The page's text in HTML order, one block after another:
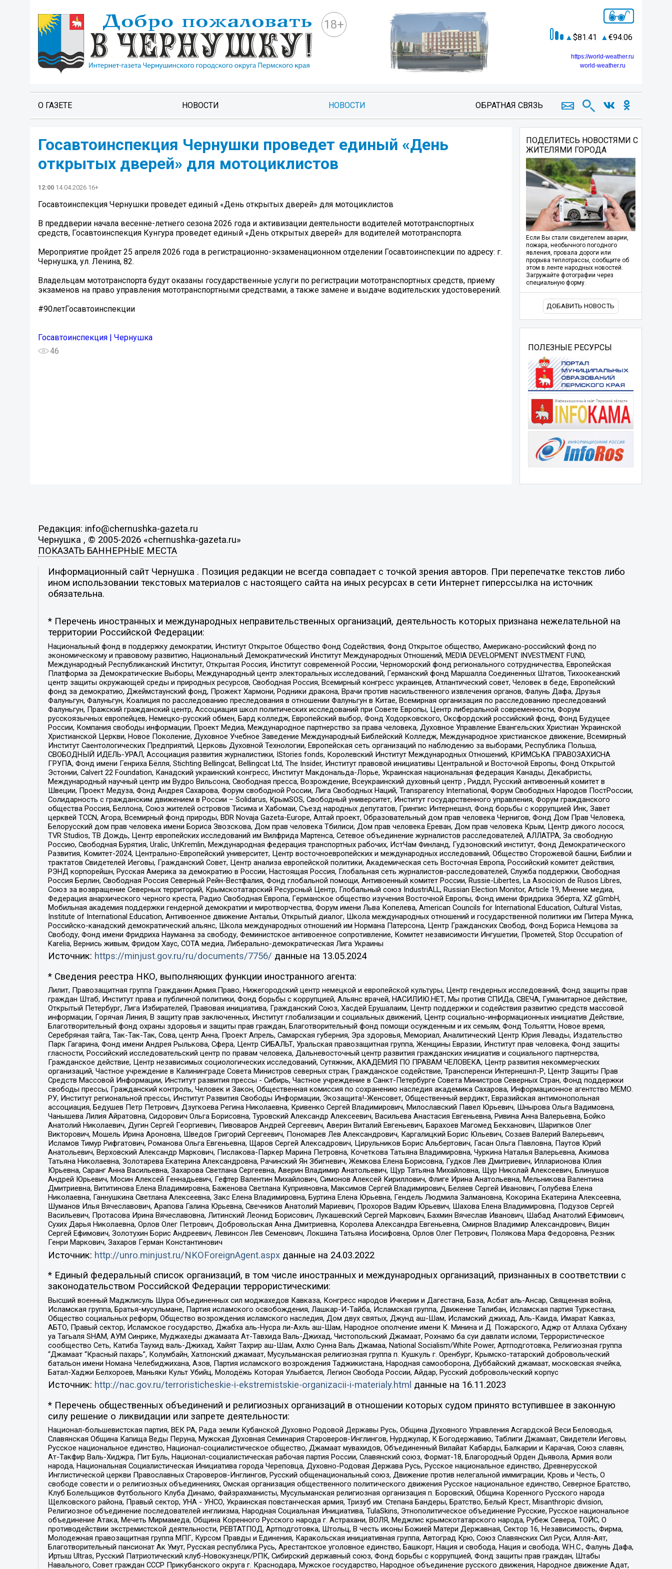
18+
81.41 94.06
https://world-weather.ru
world-weather.ru
О ГАЗЕТЕ НОВОСТИ НОВОСТИ ОБРАТНАЯ СВЯЗЬ
Госавтоинспекция Чернушки проведет единый «День
открытых дверей» для мотоциклистов
12:00 14.04.2026 16+
Госавтоинспекция Чернушки проведет единый «День открытых дверей» для мотоциклистов
В преддверии начала весенне-летнего сезона 2026 года и активизации деятельности водителей мототранспортных
средств, Госавтоинспекция Кунгура проведет единый «День открытых дверей» для водителей мототранспорта.
Мероприятие пройдет 25 апреля 2026 года в регистрационно-экзаменационном отделении Госавтоинспекции по адресу: г.
Чернушка, ул. Ленина, 82.
‍Владельцам мототранспорта будут оказаны государственные услуги по регистрации мототранспортных средств, приему
экзаменов на право управления мототранспортными средствами, а также замене и выдаче водительских удостоверений.
#90летГосавтоинспекции
Госавтоинспекция | Чернушка
46
ПОДЕЛИТЕСЬ НОВОСТЯМИ С
ЖИТЕЛЯМИ ГОРОДА
Если Вы стали свидетелем аварии,
пожара, необычного погодного
явления, провала дороги или
прорыва теплотрассы, сообщите об
этом в ленте народных новостей.
Загружайте фотографии через
специальную форму.
ДОБАВИТЬ НОВОСТЬ
ПОЛЕЗНЫЕ РЕСУРСЫ
Редакция: info@chernushka-gazeta.ru
Чернушка , © 2005-2026 «chernushka-gazeta.ru»
ПОКАЗАТЬ БАННЕРНЫЕ МЕСТА
Информационный сайт Чернушка . Позиция редакции не всегда совпадает с точкой зрения авторов. При перепечатке текстов либо
ином использовании текстовых материалов с настоящего сайта на иных ресурсах в сети Интернет гиперссылка на источник
обязательна.
* Перечень иностранных и международных неправительственных организаций, деятельность которых признана нежелательной на
территории Российской Федерации:
Национальный фонд в поддержку демократии, Институт Открытое Общество Фонд Содействия, Фонд Открытое общество, Американо-российский фонд по
экономическому и правовому развитию, Национальный Демократический Институт Международных Отношений, MEDIA DEVELOPMENT INVESTMENT FUND,
Международный Республиканский Институт, Открытая Россия, Институт современной России, Черноморский фонд регионального сотрудничества, Европейская
Платформа за Демократические Выборы, Международный центр электоральных исследований, Германский фонд Маршалла Соединенных Штатов, Тихоокеанский
центр защиты окружающей среды и природных ресурсов, Свободная Россия, Всемирный конгресс украинцев, Атлантический совет, Человек в беде, Европейский
фонд за демократию, Джеймстаунский фонд, Прожект Хармони, Родники дракона, Врачи против насильственного извлечения органов, Фалунь Дафа, Друзья
Фалуньгун, Фалуньгун, Коалиция по расследованию преследования в отношении Фалуньгун в Китае, Всемирная организация по расследованию преследований
Фалуньгун, Пражский гражданский центр, Ассоциация школ политических исследований при Совете Европы, Центр либеральной современности, Форум
русскоязычных европейцев, Немецко-русский обмен, Бард колледж, Европейский выбор, Фонд Ходорковского, Оксфордский российский фонд, Фонд Будущее
России, Компания свободы информации, Проект Медиа, Международное партнерство за права человека, Духовное Управление Евангельских Христиан Украинской
Христианской Церкви, Новое Поколение, Духовное Учебное Заведение Международный Библейский Колледж, Международное христианское движение, Всемирный
Институт Саентологических Предприятий, Церковь Духовной Технологии, Европейская сеть организаций по наблюдению за выборами, Республика Польша,
СВОБОДНЫЙ ИДЕЛЬ-УРАЛ, Ассоциация развития журналистики, IStories fonds, Королевский Институт Международных Отношений, КРИМСЬКА ПРАВОЗАХИСНА
ГРУПА, Фонд имени Генриха Бёлля, Stichting Bellingcat, Bellingcat Ltd, The Insider, Институт правовой инициативы Центральной и Восточной Европы, Фонд Открытой
Эстонии, Calvert 22 Foundation, Канадский украинский конгресс, Институт Макдональда-Лорье, Украинская национальная федерация Канады, Декабристы,
Международный научный центр им Вудро Вильсона, Свободная пресса, Возрождение, Всеукраинский духовный центр , Риддл, Русский антивоенный комитет в
Швеции, Проект Медуза, Фонд Андрея Сахарова, Форум свободной России, Лига Свободных Наций, Transparеncy International, Форум Свободных Народов ПостРоссии,
Солидарность с гражданским движением в России – Solidarus, КрымSOS, Свободный университет, Институт государственного управления, Форум гражданского
общества Россия, Беллона, Союз жителей островов Тисима и Хабомаи, Съезд народных депутатов, Гринпис Интернешнл, Фонд борьбы с коррупцией Инк, Завет
церквей TCCN, Агора, Всемирный фонд природы, BDR Novaja Gazeta-Europe, Алтай проект, Образовательный дом прав человека Чернигов, Фонд Дом Прав Человека,
Белорусский дом прав человека имени Бориса Звозскова, Дом прав человека Тбилиси, Дом прав человека Ереван, Дом прав человека Крым, Центр дикого лосося,
TVR Studios, ТВ Дождь, Центр европейских исследований им Вилфрида Мартенса, Сетевое объединение журналистов расследователей, АЛЛАТРА, За свободную
Россию, Свободная Бурятия, Uralic, UnKremlin, Международная федерация транспортных рабочих, ИстЧам Финланд, Гудзоновский институт, Фонд Демократического
Развития, Комитет-2024, Центрально-Европейский университет, Центр восточноевропейских и международных исследований, Общество Сторожевой башни, Библии и
трактатов Свидетелей Иеговы, Гражданский Совет, Центр анализа европейской политики, Академическая сеть Восточная Европа, Российский комитет действия,
РЭНД корпорейшн, Русская Америка за демократию в России, Настоящая Россия, Глобальная сеть журналистов-расследователей, Служба поддержки, Свободная
Россия Берлин, Свободная Россия Северный Рейн-Вестфалия, Фонд глобальной помощи, Антивоенный комитет России, Russie-Libertes, La Asocicion de Rusos Libres,
Союз за возвращение Северных территорий, Крымскотатарский Ресурсный Центр, Глобальный союз IndustriALL, Russian Election Monitor, Article 19, Мнение медиа,
Федерация анархического черного креста, Радио Свободная Европа, Германское общество изучения Восточной Европы, Фонд имени Фридриха Эберта, XZ gGmbH,
Мобильная академия поддержки гендерной демократии и миротворчества, Форум имени Льва Копелева, American Councils for International Education, Cultural Vistas,
Institute of International Education, Антивоенное движение Антальи, Открытый диалог, Школа международных отношений и государственной политики им Питера Мунка,
Российско-канадский демократический альянс, Школа международных отношений им Нормана Патерсона, Центр Гражданских Свобод, Фонд Бориса Немцова за
Свободу, Фонд имени Фридриха Науманна за свободу, Феминистское антивоенное сопротивление, Комитет независимости Ингушетии, Прометей, Stop Occupation of
Karelia, Вернись живым, Фридом Хаус, СОТА медиа, Либерально-демократическая Лига Украины
Источник: https://minjust.gov.ru/ru/documents/7756/ данные на 13.05.2024
* Сведения реестра НКО, выполняющих функции иностранного агента:
Лилит, Правозащитная группа Гражданин.Армия.Право, Нижегородский центр немецкой и европейской культуры, Центр гендерных исследований, Фонд защиты прав
граждан Штаб, Институт права и публичной политики, Фонд борьбы с коррупцией, Альянс врачей, НАСИЛИЮ.НЕТ, Мы против СПИДа, СВЕЧА, Гуманитарное действие,
Открытый Петербург, Лига Избирателей, Правовая инициатива, Гражданский Союз, Хасдей Ерушалаим, Центр поддержки и содействия развитию средств массовой
информации, Горячая Линия, В защиту прав заключенных, Институт глобализации и социальных движений, Центр социально-информационных инициатив Действие,
Благотворительный фонд охраны здоровья и защиты прав граждан, Благотворительный фонд помощи осужденным и их семьям, Фонд Тольятти, Новое время,
Серебряная тайга, Так-Так-Так, Сова, центр Анна, Проект Апрель, Самарская губерния, Эра здоровья, Мемориал, Аналитический Центр Юрия Левады, Издательство
Парк Гагарина, Фонд имени Андрея Рылькова, Сфера, Центр СИБАЛЬТ, Уральская правозащитная группа, Женщины Евразии, Институт прав человека, Фонд защиты
гласности, Российский исследовательский центр по правам человека, Дальневосточный центр развития гражданских инициатив и социального партнерства,
Гражданское действие, Центр независимых социологических исследований, Сутяжник, АКАДЕМИЯ ПО ПРАВАМ ЧЕЛОВЕКА, Центр развития некоммерческих
организаций, Частное учреждение в Калининграде Совета Министров северных стран, Гражданское содействие, Трансперенси Интернешнл-Р, Центр Защиты Прав
Средств Массовой Информации, Институт развития прессы - Сибирь, Частное учреждение в Санкт-Петербурге Совета Министров Северных Стран, Фонд поддержки
свободы прессы, Гражданский контроль, Человек и Закон, Общественная комиссия по сохранению наследия академика Сахарова, Информационное агентство МЕМО.
РУ, Институт региональной прессы, Институт Развития Свободы Информации, Экозащита!-Женсовет, Общественный вердикт, Евразийская антимонопольная
ассоциация, Бедушев Петр Петрович, Дзугкоева Регина Николаевна, Кривенко Сергей Владимирович, Милославский Павел Юрьевич, Шнырова Ольга Вадимовна,
Чанышева Лилия Айратовна, Сидорович Ольга Борисовна, Туровский Александр Алексеевич, Васильева Анастасия Евгеньевна, Ривина Анна Валерьевна, Бойко
Анатолий Николаевич, Дугин Сергей Георгиевич, Пивоваров Андрей Сергеевич, Аверин Виталий Евгеньевич, Барахоев Магомед Бекханович, Шарипков Олег
Викторович, Мошель Ирина Ароновна, Шведов Григорий Сергеевич, Пономарев Лев Александрович, Каргалицкий Борис Юльевич, Созаев Валерий Валерьевич,
Исламов Тимур Рифгатович, Романова Ольга Евгеньевна, Щаров Сергей Алексадрович, Цирульников Борис Альбертович, Гасан Ольга Павловна, Паутов Юрий
Анатольевич, Верховский Александр Маркович, Пислакова-Паркер Марина Петровна, Кочеткова Татьяна Владимировна, Чуркина Наталья Валерьевна, Акимова
Татьяна Николаевна, Золотарева Екатерина Александровна, Рачинский Ян Збигневич, Жемкова Елена Борисовна, Гудков Лев Дмитриевич, Илларионова Юлия
Юрьевна, Саранг Анна Васильевна, Захарова Светлана Сергеевна, Аверин Владимир Анатольевич, Щур Татьяна Михайловна, Щур Николай Алексеевич, Блинушов
Андрей Юрьевич, Мосин Алексей Геннадьевич, Гефтер Валентин Михайлович, Симонов Алексей Кириллович, Флиге Ирина Анатольевна, Мельникова Валентина
Дмитриевна, Вититинова Елена Владимировна, Баженова Светлана Куприяновна, Максимов Сергей Владимирович, Беляев Сергей Иванович, Голубева Елена
Николаевна, Ганнушкина Светлана Алексеевна, Закс Елена Владимировна, Буртина Елена Юрьевна, Гендель Людмила Залмановна, Кокорина Екатерина Алексеевна,
Шуманов Илья Вячеславович, Арапова Галина Юрьевна, Свечников Анатолий Мариевич, Прохоров Вадим Юрьевич, Шахова Елена Владимировна, Подузов Сергей
Васильевич, Протасова Ирина Вячеславовна, Литинский Леонид Борисович, Лукашевский Сергей Маркович, Бахмин Вячеслав Иванович, Шабад Анатолий Ефимович,
Сухих Дарья Николаевна, Орлов Олег Петрович, Добровольская Анна Дмитриевна, Королева Александра Евгеньевна, Смирнов Владимир Александрович, Вицин
Сергей Ефимович, Золотухин Борис Андреевич, Левинсон Лев Семенович, Локшина Татьяна Иосифовна, Орлов Олег Петрович, Полякова Мара Федоровна, Резник
Генри Маркович, Захаров Герман Константинович
Источник: http://unro.minjust.ru/NKOForeignAgent.aspxданные на 24.03.2022
* Единый федеральный список организаций, в том числе иностранных и международных организаций, признанных в соответствии с
законодательством Российской Федерации террористическими:
Высший военный Маджлисуль Шура Объединенных сил моджахедов Кавказа, Конгресс народов Ичкерии и Дагестана, База, Асбат аль-Ансар, Священная война,
Исламская группа, Братья-мусульмане, Партия исламского освобождения, Лашкар-И-Тайба, Исламская группа, Движение Талибан, Исламская партия Туркестана,
Общество социальных реформ, Общество возрождения исламского наследия, Дом двух святых, Джунд аш-Шам, Исламский джихад, Аль-Каида, Имарат Кавказ,
АБТО, Правый сектор, Исламское государство, Джабха аль-Нусра ли-Ахль аш-Шам, Народное ополчение имени К. Минина и Д. Пожарского, Аджр от Аллаха Субхану
уа Тагьаля SHAM, АУМ Синрике, Муджахеды джамаата Ат-Тавхида Валь-Джихад, Чистопольский Джамаат, Рохнамо ба суи давлати исломи, Террористическое
сообщество Сеть, Катиба Таухид валь-Джихад, Хайят Тахрир аш-Шам, Ахлю Сунна Валь Джамаа, National Socialism/White Power, Артподготовка, Религиозная группа
“Джамаат “Красный пахарь”, Колумбайн, Хатлонский джамаат, Мусульманская религиозная группа п. Кушкуль г. Оренбург, Крымско-татарский добровольческий
батальон имени Номана Челебиджихана, Азов, Партия исламского возрождения Таджикистана, Народная самооборона, Дуббайский джамаат, московская ячейка,
Батал-Хаджи Белхороев, Маньяки Культ Убийц, Молодёжь Которая Улыбается, Легион Свобода России, Айдар, Русский добровольческий корпус
Источник: http://nac.gov.ru/terroristicheskie-i-ekstremistskie-organizacii-i-materialy.html данные на 16.11.2023
* Перечень общественных объединений и религиозных организаций в отношении которых судом принято вступившее в законную
силу решение о ликвидации или запрете деятельности:
Национал-большевистская партия, ВЕК РА, Рада земли Кубанской Духовно Родовой Державы Русь, Община Духовного Управления Асгардской Веси Беловодья,
Славянская Община Капища Веды Перуна, Мужская Духовная Семинария Староверов-Инглингов, Нурджулар, К Богодержавию, Таблиги Джамаат, Свидетели Иеговы,
Русское национальное единство, Национал-социалистическое общество, Джамаат мувахидов, Объединенный Вилайат Кабарды, Балкарии и Карачая, Союз славян,
Ат-Такфир Валь-Хиджра, Пит Буль, Национал-социалистическая рабочая партия России, Славянский союз, Формат-18, Благородный Орден Дьявола, Армия воли
народа, Национальная Социалистическая Инициатива города Череповца, Духовно-Родовая Держава Русь, Русское национальное единство, Древнерусской
Инглистической церкви Православных Староверов-Инглингов, Русский общенациональный союз, Движение против нелегальной иммиграции, Кровь и Честь, О
свободе совести и о религиозных объединениях, Омская организация общественного политического движения Русское национальное единство, Северное Братство,
Клуб Болельщиков Футбольного Клуба Динамо, Файзрахманисты, Мусульманская религиозная организация п. Боровский, Община Коренного Русского народа
Щелковского района, Правый сектор, УНА - УНСО, Украинская повстанческая армия, Тризуб им. Степана Бандеры, Братство, Белый Крест, Misanthropic division,
Религиозное объединение последователей инглиизма, Народная Социальная Инициатива, TulaSkins, Этнополитическое объединение Русские, Русское национальное
объединение Атака, Мечеть Мирмамеда, Община Коренного Русского народа г. Астрахани, ВОЛЯ, Меджлис крымскотатарского народа, Рубеж Севера, ТОЙС, О
противодействии экстремистской деятельности, РЕВТАТПОД, Артподготовка, Штольц, В честь иконы Божией Матери Державная, Сектор 16, Независимость, Фирма,
Молодежная правозащитная группа МПГ, Курсом Правды и Единения, Каракольская инициативная группа, Автоград Крю, Союз Славянских Сил Руси, Алля-Аят,
Благотворительный пансионат Ак Умут, Русская республика Русь, Арестантское уголовное единство, Башкорт, Нация и свобода, Нация и свобода, W.H.С., Фалунь Дафа,
Иртыш Ultras, Русский Патриотический клуб-Новокузнецк/РПК, Сибирский державный союз, Фонд борьбы с коррупцией, Фонд защиты прав граждан, Штабы
Навального, Совет граждан СССР Прикубанского округа г. Краснодара, Мужское государство, Народное объединение русского движения, Народное движение Адат,